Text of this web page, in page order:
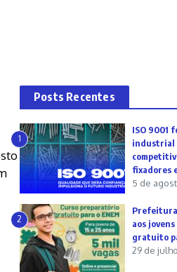
Posts Recentes
1
ISO 9001
industrial
fixadores
5 de
2
aos
gratuito
29 de